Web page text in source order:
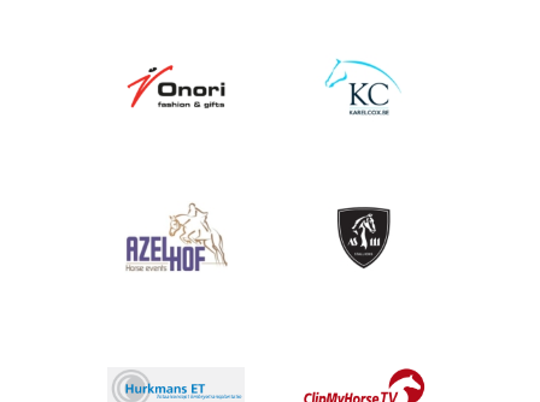
Afbeelding Afbeelding
Afbeelding Afbeelding
Afbeelding